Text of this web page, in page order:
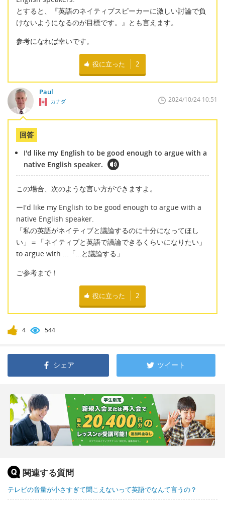
とすると、『英語のネイティブスピーカーに激しい討論で負
けないようになるのが目標です。』とも言えます。
参考になれば幸いです。
役に立った 2
Paul
カナダ 2024/10/24 10:51
回答
I'd like my English to be good enough to argue with a
native English speaker.
この場合、次のような言い方ができますよ。
ーI'd like my English to be good enough to argue with a
native English speaker.
「私の英語がネイティブと議論するのに十分になってほし
い」＝「ネイティブと英語で議論できるくらいになりたい」
to argue with ...「…と議論する」
ご参考まで！
役に立った 2
4 544
シェア ツイート
関連する質問
テレビの音量が小さすぎて聞こえないって英語でなんて言うの？